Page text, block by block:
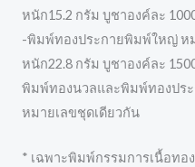
หนัก15.2 กรัม บูชาองค์ละ
-พิมพ์ทองประกายพิมพ์ใหญ่ ห
หนัก22.8 กรัม บูชาองค์ละ
พิมพ์ทองนวลและพิมพ์ทองปร
หมายเลขชุดเดียวกัน
* เฉพาะพิมพ์กรรมการเนื้อท